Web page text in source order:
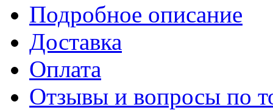
Подробное описание
Доставка
Оплата
Отзывы и вопросы по